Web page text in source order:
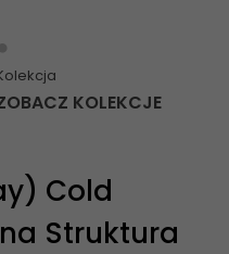
KOLEKCJE
Cold
Struktura